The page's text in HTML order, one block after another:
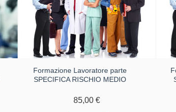
Formazione Lavoratore parte
SPECIFICA RISCHIO MEDIO
85,00 €